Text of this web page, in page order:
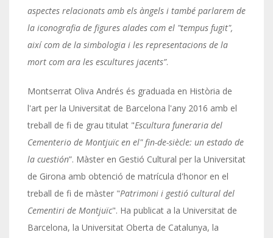
aspectes relacionats amb els àngels i també parlarem de
la iconografia de figures alades com el "tempus fugit",
així com de la simbologia i les representacions de la
mort com ara les escultures jacents”.
Montserrat Oliva Andrés és graduada en Història de
l'art per la Universitat de Barcelona l'any 2016 amb el
treball de fi de grau titulat "Escultura funeraria del
Cementerio de Montjuïc en el" fin-de-siècle: un estado de
la cuestión”. Màster en Gestió Cultural per la Universitat
de Girona amb obtenció de matrícula d'honor en el
treball de fi de màster "Patrimoni i gestió cultural del
Cementiri de Montjuïc". Ha publicat a la Universitat de
Barcelona, la Universitat Oberta de Catalunya, la